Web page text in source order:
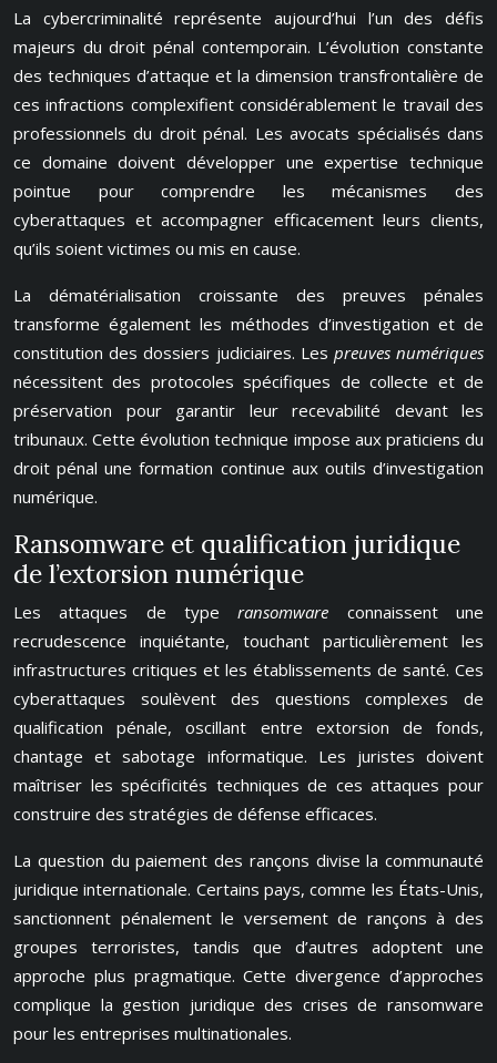
La cybercriminalité représente aujourd’hui l’un des défis
majeurs du droit pénal contemporain. L’évolution constante
des techniques d’attaque et la dimension transfrontalière de
ces infractions complexifient considérablement le travail des
professionnels du droit pénal. Les avocats spécialisés dans
ce domaine doivent développer une expertise technique
pointue pour comprendre les mécanismes des
cyberattaques et accompagner efficacement leurs clients,
qu’ils soient victimes ou mis en cause.
La dématérialisation croissante des preuves pénales
transforme également les méthodes d’investigation et de
constitution des dossiers judiciaires. Les preuves numériques
nécessitent des protocoles spécifiques de collecte et de
préservation pour garantir leur recevabilité devant les
tribunaux. Cette évolution technique impose aux praticiens du
droit pénal une formation continue aux outils d’investigation
numérique.
Ransomware et qualification juridique
de l’extorsion numérique
Les attaques de typeransomware connaissent une
recrudescence inquiétante, touchant particulièrement les
infrastructures critiques et les établissements de santé. Ces
cyberattaques soulèvent des questions complexes de
qualification pénale, oscillant entre extorsion de fonds,
chantage et sabotage informatique. Les juristes doivent
maîtriser les spécificités techniques de ces attaques pour
construire des stratégies de défense efficaces.
La question du paiement des rançons divise la communauté
juridique internationale. Certains pays, comme les États-Unis,
sanctionnent pénalement le versement de rançons à des
groupes terroristes, tandis que d’autres adoptent une
approche plus pragmatique. Cette divergence d’approches
complique la gestion juridique des crises de ransomware
pour les entreprises multinationales.